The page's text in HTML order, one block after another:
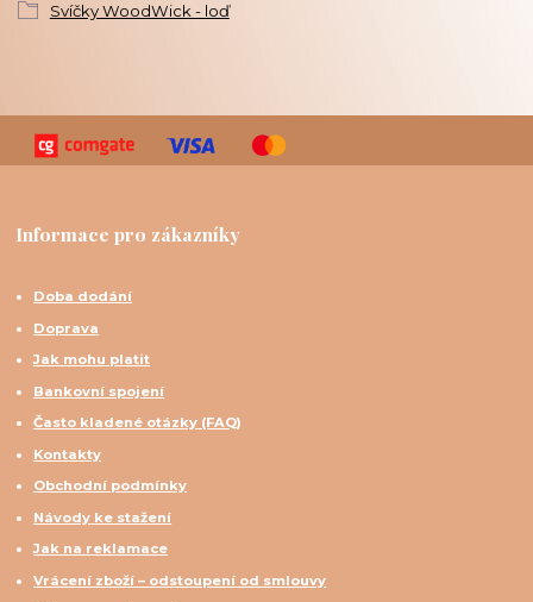
Svíčky WoodWick - loď
Informace pro zákazníky
Doba dodání
Doprava
Jak mohu platit
Bankovní spojení
Často kladené otázky (FAQ)
Kontakty
Obchodní podmínky
Návody ke stažení
Jak na reklamace
Vrácení zboží – odstoupení od smlouvy